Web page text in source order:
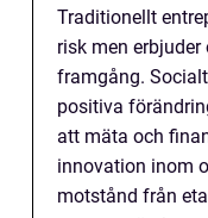
Traditionellt
risk men
framgång.
positiva
att mäta och
innovation inom
motstånd från